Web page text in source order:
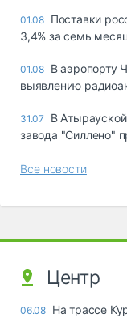
01.08 Поставки
3,4% за семь
01.08 В аэропорту
выявлению
31.07
В
завода "Силлено"
Все новости
Центр
06.08 На трассе